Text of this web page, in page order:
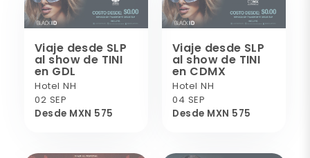
Viaje desde SLP
al show de TINI
en GDL
Hotel NH
02 SEP
Desde MXN 575
Viaje desde SLP
al show de TINI
en CDMX
Hotel NH
04 SEP
Desde MXN 575